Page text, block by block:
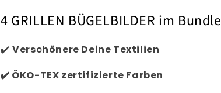
4 GRILLEN BÜGELBILDER im Bundle
✔️ Verschönere Deine Textilien
✔️ ÖKO-TEX zertifizierte Farben